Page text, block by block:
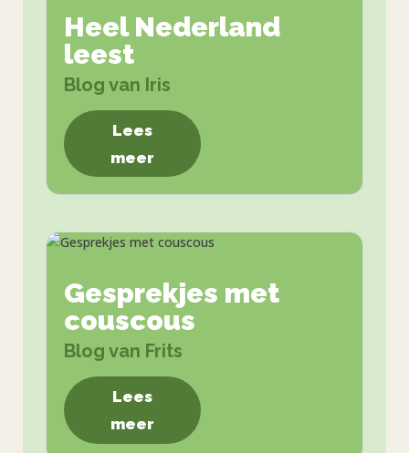
Heel Nederland
leest
Blog van Iris
Lees
meer
Gesprekjes met
couscous
Blog van Frits
Lees
meer